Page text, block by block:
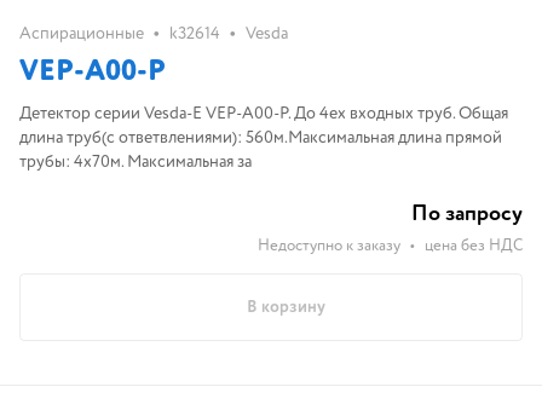
Аспирационные • k32614 • Vesda
VEP-A00-P
Детектор серии Vesda-E VEP-A00-P. До 4ех входных труб. Общая
длина труб(с ответвлениями): 560м.Максимальная длина прямой
трубы: 4х70м. Максимальная за
По запросу
Недоступно к заказу • цена без НДС
В корзину